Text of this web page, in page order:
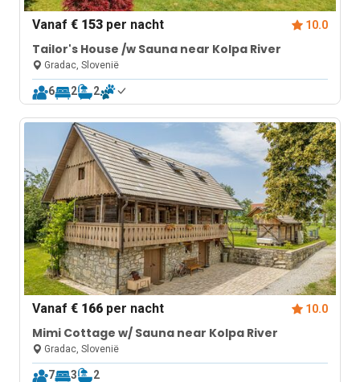
Vanaf€ 153 per nacht 10.0
Tailor's House /w Sauna near Kolpa River
Gradac, Slovenië
6 2 2
Vanaf€ 166 per nacht 10.0
Mimi Cottage w/ Sauna near Kolpa River
Gradac, Slovenië
7 3 2